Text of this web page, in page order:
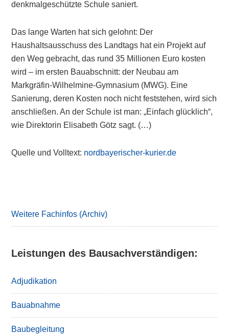
denkmalgeschützte Schule saniert.
Das lange Warten hat sich gelohnt: Der
Haushaltsausschuss des Landtags hat ein Projekt auf
den Weg gebracht, das rund 35 Millionen Euro kosten
wird – im ersten Bauabschnitt: der Neubau am
Markgräfin-Wilhelmine-Gymnasium (MWG). Eine
Sanierung, deren Kosten noch nicht feststehen, wird sich
anschließen. An der Schule ist man: „Einfach glücklich“,
wie Direktorin Elisabeth Götz sagt. (…)
Quelle und Volltext: nordbayerischer-kurier.de
Weitere Fachinfos (Archiv)
Leistungen des Bausachverständigen:
Adjudikation
Bauabnahme
Baubegleitung